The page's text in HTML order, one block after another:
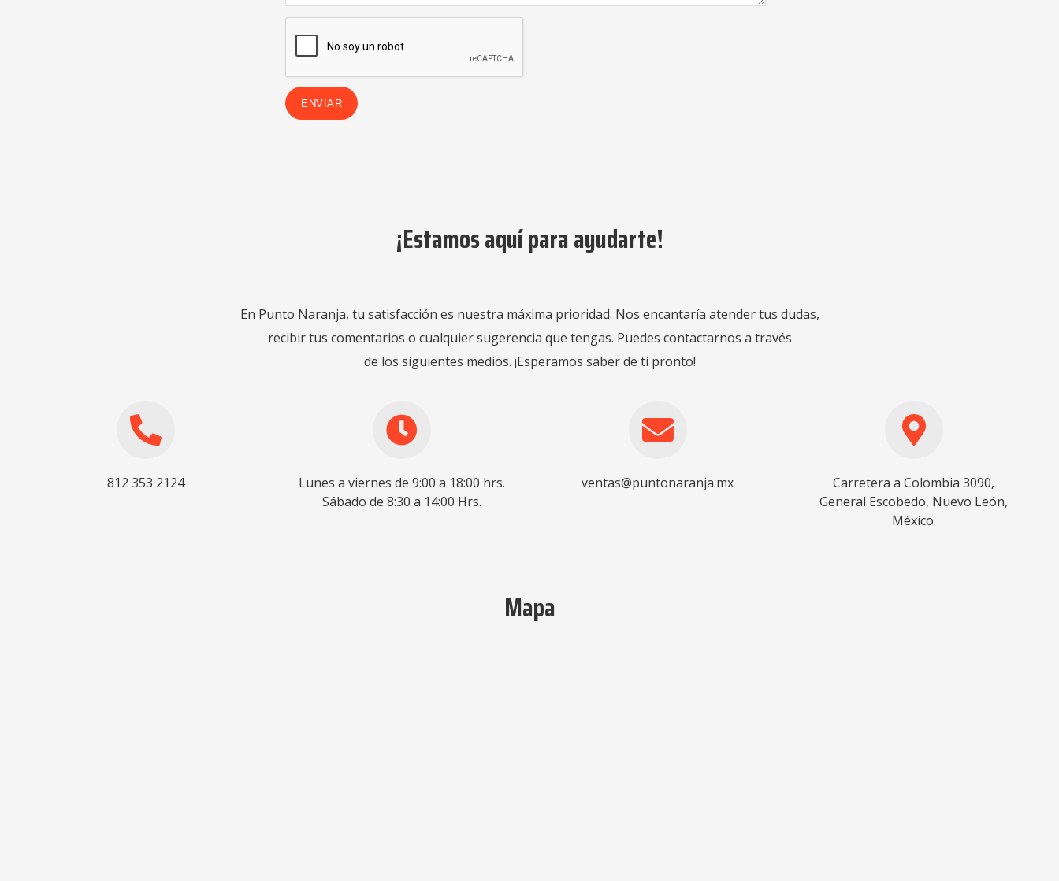
¡Estamos aquí para ayudarte!
En Punto Naranja, tu satisfacción es nuestra máxima prioridad. Nos encantaría atender tus dudas,
recibir tus comentarios o cualquier sugerencia que tengas. Puedes contactarnos a través
de los siguientes medios. ¡Esperamos saber de ti pronto!
812 353 2124
Lunes a viernes de 9:00 a 18:00 hrs.
Sábado de 8:30 a 14:00 Hrs.
ventas@puntonaranja.mx
Carretera a Colombia 3090,
General Escobedo, Nuevo León,
México.
Mapa